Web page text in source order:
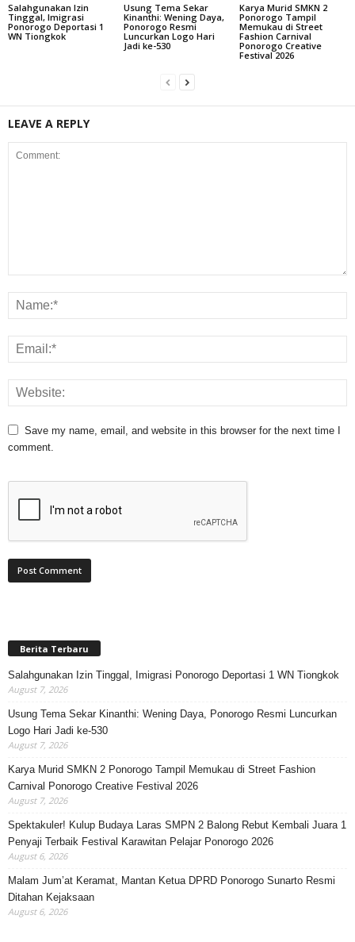
Salahgunakan Izin
Tinggal, Imigrasi
Ponorogo Deportasi 1
WN Tiongkok
Usung Tema Sekar
Kinanthi: Wening Daya,
Ponorogo Resmi
Luncurkan Logo Hari
Jadi ke-530
Karya Murid SMKN 2
Ponorogo Tampil
Memukau di Street
Fashion Carnival
Ponorogo Creative
Festival 2026
LEAVE A REPLY
Save my name, email, and website in this browser for the next time I
comment.
Berita Terbaru
Salahgunakan Izin Tinggal, Imigrasi Ponorogo Deportasi 1 WN Tiongkok
August 7, 2026
Usung Tema Sekar Kinanthi: Wening Daya, Ponorogo Resmi Luncurkan
Logo Hari Jadi ke-530
August 7, 2026
Karya Murid SMKN 2 Ponorogo Tampil Memukau di Street Fashion
Carnival Ponorogo Creative Festival 2026
August 7, 2026
Spektakuler! Kulup Budaya Laras SMPN 2 Balong Rebut Kembali Juara 1
Penyaji Terbaik Festival Karawitan Pelajar Ponorogo 2026
August 6, 2026
Malam Jum’at Keramat, Mantan Ketua DPRD Ponorogo Sunarto Resmi
Ditahan Kejaksaan
August 6, 2026